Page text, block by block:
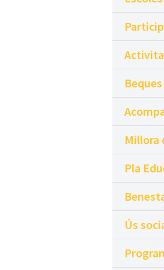
Millora
Pla
Ús